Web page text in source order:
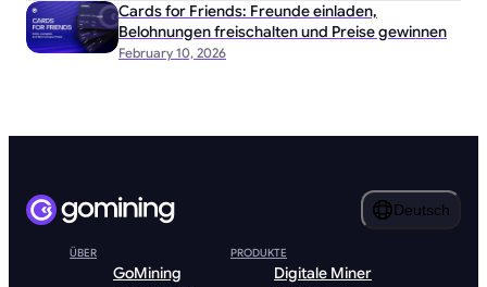
February 10, 2026
Cards for Friends: Freunde einladen,
Belohnungen freischalten und Preise gewinnen
Deutsch
ÜBER
GoMining
PRODUKTE
Digitale Miner